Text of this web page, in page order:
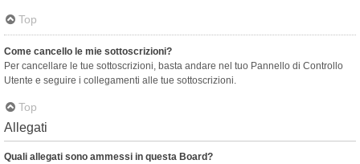
Top
Come cancello le mie sottoscrizioni?
Per cancellare le tue sottoscrizioni, basta andare nel tuo Pannello di Controllo
Utente e seguire i collegamenti alle tue sottoscrizioni.
Top
Allegati
Quali allegati sono ammessi in questa Board?